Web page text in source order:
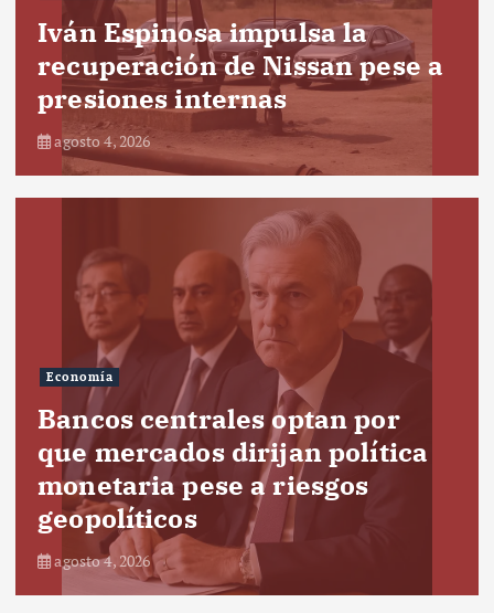
Iván Espinosa impulsa la
recuperación de Nissan pese a
presiones internas
agosto 4, 2026
Economía
Bancos centrales optan por
que mercados dirijan política
monetaria pese a riesgos
geopolíticos
agosto 4, 2026